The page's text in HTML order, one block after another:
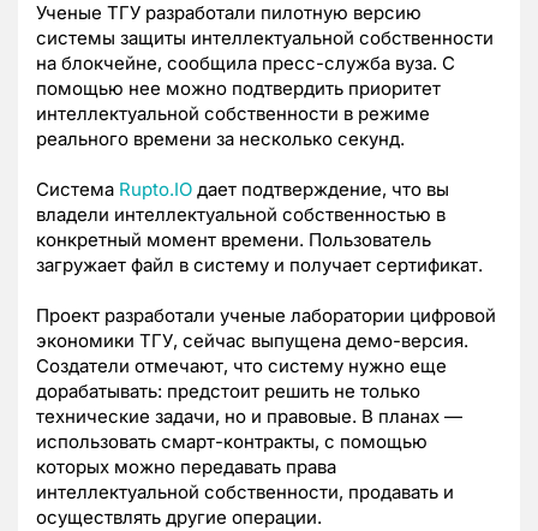
Ученые ТГУ разработали пилотную версию
системы защиты интеллектуальной собственности
на блокчейне, сообщила пресс-служба вуза. С
помощью нее можно подтвердить приоритет
интеллектуальной собственности в режиме
реального времени за несколько секунд.
Система Rupto.IO дает подтверждение, что вы
владели интеллектуальной собственностью в
конкретный момент времени. Пользователь
загружает файл в систему и получает сертификат.
Проект разработали ученые лаборатории цифровой
экономики ТГУ, сейчас выпущена демо-версия.
Создатели отмечают, что систему нужно еще
дорабатывать: предстоит решить не только
технические задачи, но и правовые. В планах —
использовать смарт-контракты, с помощью
которых можно передавать права
интеллектуальной собственности, продавать и
осуществлять другие операции.